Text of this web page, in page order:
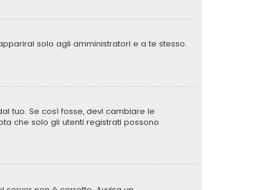
solo agli amministratori e a te stesso.
tuo. Se così fosse, devi cambiare le
che solo gli utenti registrati possono